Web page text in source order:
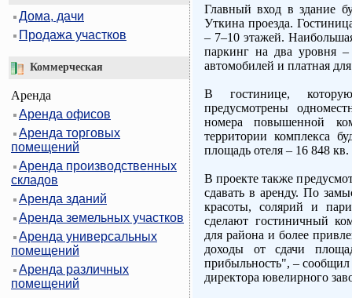
Дома, дачи
Продажа участков
Коммерческая
Аренда
Аренда офисов
Аренда торговых
помещений
Аренда производственных
складов
Аренда зданий
Аренда земельных участков
Аренда универсальных
помещений
Аренда различных
помещений
Главный вход в здание
Уткина проезда.
– 7–10 этажей.
паркинг на два уровня –
автомобилей и платная
В гостинице,
предусмотрены
номера повышенной
территории комплекса
площадь отеля – 16 848
В проекте также
сдавать в аренду. По
красоты, солярий и
сделают гостиничный
для района и более
доходы от сдачи
прибыльность", – сообщил
директора ювелирного